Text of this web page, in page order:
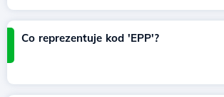
Co reprezentuje kod 'EPP'?